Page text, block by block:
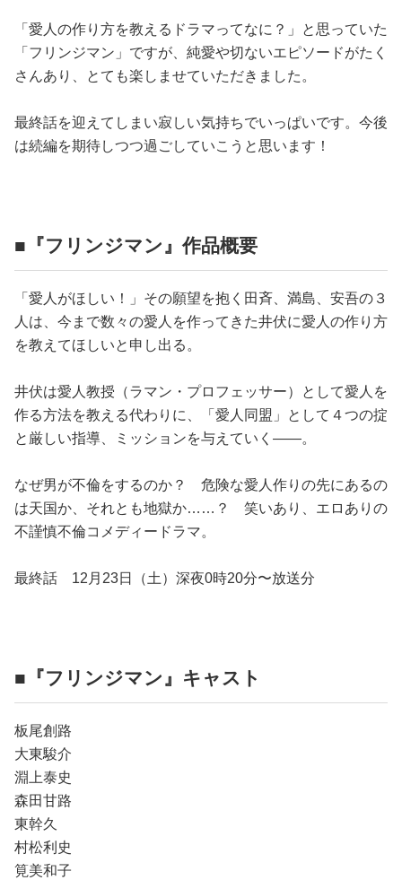
「愛人の作り方を教えるドラマってなに？」と思っていた
「フリンジマン」ですが、純愛や切ないエピソードがたく
さんあり、とても楽しませていただきました。
最終話を迎えてしまい寂しい気持ちでいっぱいです。今後
は続編を期待しつつ過ごしていこうと思います！
■『フリンジマン』作品概要
「愛人がほしい！」その願望を抱く田斉、満島、安吾の３
人は、今まで数々の愛人を作ってきた井伏に愛人の作り方
を教えてほしいと申し出る。
井伏は愛人教授（ラマン・プロフェッサー）として愛人を
作る方法を教える代わりに、「愛人同盟」として４つの掟
と厳しい指導、ミッションを与えていく――。
なぜ男が不倫をするのか？ 危険な愛人作りの先にあるの
は天国か、それとも地獄か……？ 笑いあり、エロありの
不謹慎不倫コメディードラマ。
最終話 12月23日（土）深夜0時20分〜放送分
■『フリンジマン』キャスト
板尾創路
大東駿介
淵上泰史
森田甘路
東幹久
村松利史
筧美和子